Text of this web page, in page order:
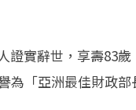
證實辭世，享壽83
為「亞洲最佳財政